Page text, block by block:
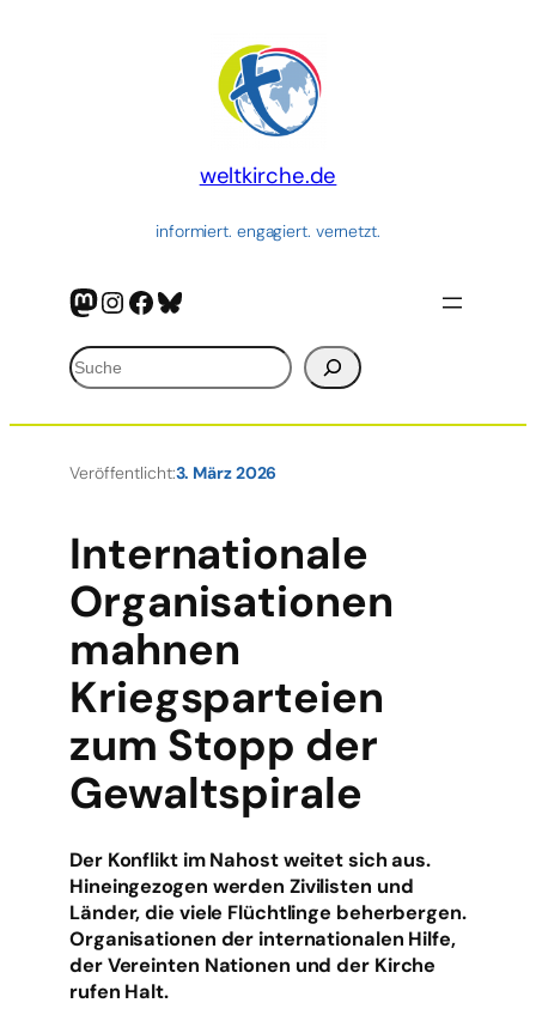
weltkirche.de
informiert. engagiert. vernetzt.
Mastodon
Instagram
Facebook
Bluesky
Suchen
Veröffentlicht:3. März 2026
Internationale
Organisationen
mahnen
Kriegsparteien
zum Stopp der
Gewaltspirale
Der Konflikt im Nahost weitet sich aus.
Hineingezogen werden Zivilisten und
Länder, die viele Flüchtlinge beherbergen.
Organisationen der internationalen Hilfe,
der Vereinten Nationen und der Kirche
rufen Halt.